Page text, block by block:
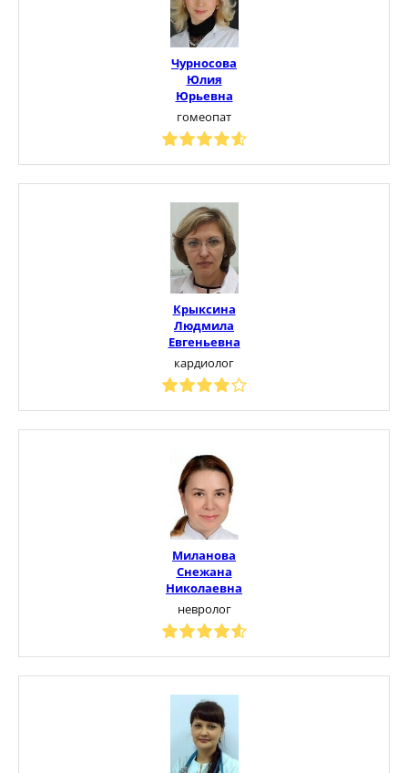
Чурносова
Юлия
Юрьевна
гомеопат
Крыксина
Людмила
Евгеньевна
кардиолог
Миланова
Снежана
Николаевна
невролог